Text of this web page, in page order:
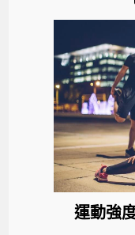
運動強